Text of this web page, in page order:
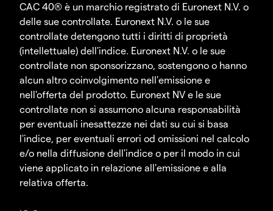
CAC 40® è un marchio registrato di Euronext N.V. o
delle sue controllate. Euronext N.V. o le sue
controllate detengono tutti i diritti di proprietà
(intellettuale) dell'indice. Euronext N.V. o le sue
controllate non sponsorizzano, sostengono o hanno
alcun altro coinvolgimento nell'emissione e
nell'offerta del prodotto. Euronext NV e le sue
controllate non si assumono alcuna responsabilità
per eventuali inesattezze nei dati su cui si basa
l'indice, per eventuali errori od omissioni nel calcolo
e/o nella diffusione dell'indice o per il modo in cui
viene applicato in relazione all'emissione e alla
relativa offerta.